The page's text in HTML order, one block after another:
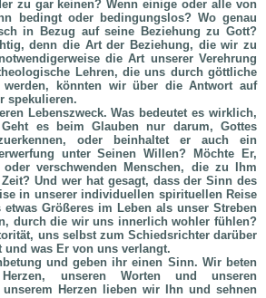
zu gar keinen? Wenn einige oder alle von
bedingt oder bedingungslos? Wo genau
in Bezug auf seine Beziehung zu Gott?
denn die Art der Beziehung, die wir zu
die Art unserer Verehrung
Lehren, die uns durch göttliche
werden, könnten wir über die Antwort auf
spekulieren.
Lebenszweck. Was bedeutet es wirklich,
es beim Glauben nur darum, Gottes
oder beinhaltet er auch ein
unter Seinen Willen? Möchte Er,
verschwenden Menschen, die zu Ihm
Und wer hat gesagt, dass der Sinn des
in unserer individuellen spirituellen Reise
Größeres im Leben als unser Streben
durch die wir uns innerlich wohler fühlen?
uns selbst zum Schiedsrichter darüber
und was Er von uns verlangt.
und geben ihr einen Sinn. Wir beten
unseren Worten und unseren
Herzen lieben wir Ihn und sehnen